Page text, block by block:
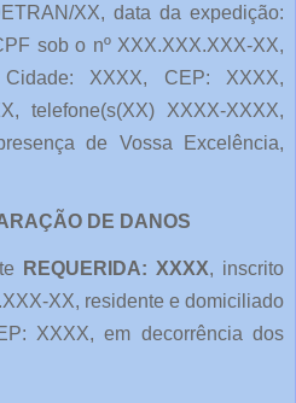
XX, data da expedição:
sob o nº XXX.XXX.XXX-XX,
XXXX, CEP: XXXX,
telefone(s(XX) XXXX-XXXX,
de Vossa Excelência,
DE DANOS
REQUERIDA: XXXX, inscrito
XX, residente e domiciliado
XXXX, em decorrência dos